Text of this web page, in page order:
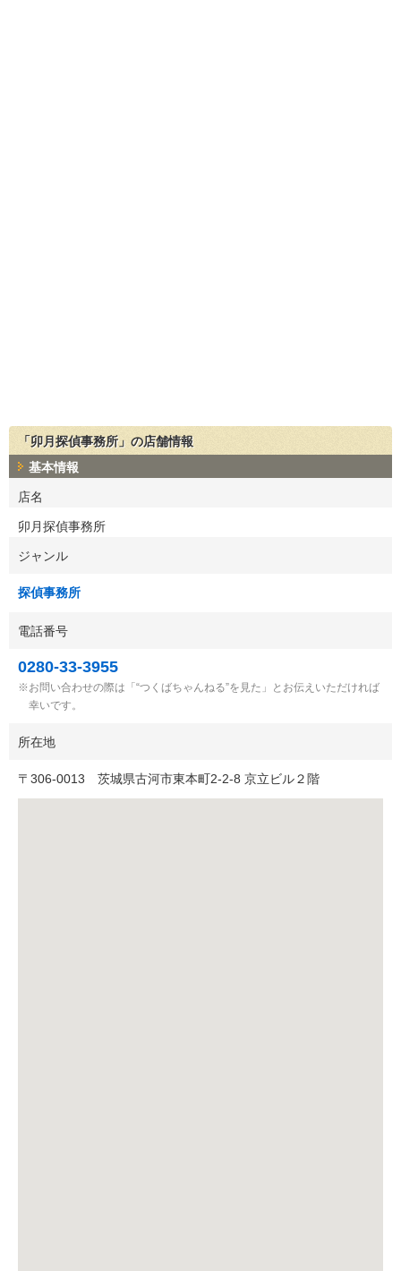
「卯月探偵事務所」の店舗情報
基本情報
店名
卯月探偵事務所
ジャンル
探偵事務所
電話番号
0280-33-3955
お問い合わせの際は「“つくばちゃんねる”を見た」とお伝えいただければ
幸いです。
所在地
〒 306-0013 茨城県古河市東本町2-2-8 京立ビル２階